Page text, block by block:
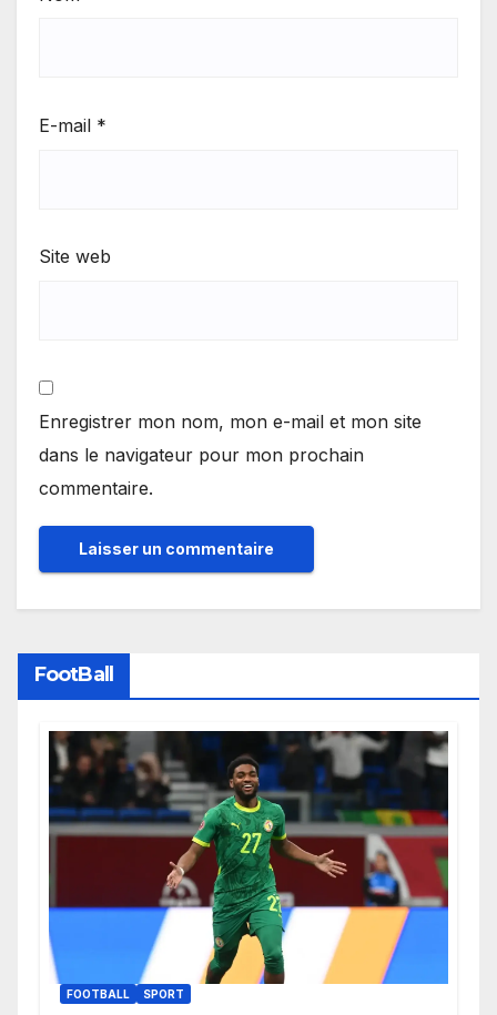
E-mail *
Site web
Enregistrer mon nom, mon e-mail et mon site
dans le navigateur pour mon prochain
commentaire.
FootBall
FOOTBALL SPORT